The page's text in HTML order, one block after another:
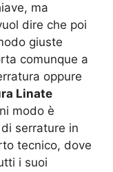
ma
dire che poi
giuste
comunque a
oppure
Linate
modo è
serrature in
tecnico, dove
i suoi